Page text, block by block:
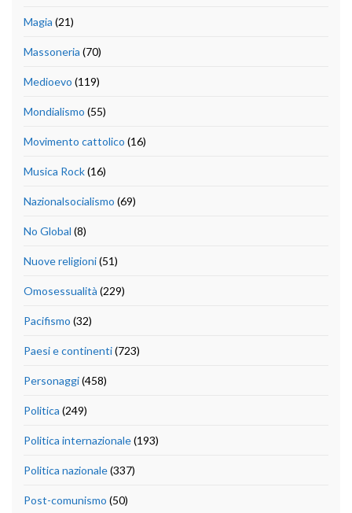
Magia (21)
Massoneria (70)
Medioevo (119)
Mondialismo (55)
Movimento cattolico (16)
Musica Rock(16)
Nazionalsocialismo (69)
No Global (8)
Nuove religioni(51)
Omosessualità (229)
Pacifismo (32)
Paesi e continenti(723)
Personaggi(458)
Politica (249)
Politica internazionale(193)
Politica nazionale(337)
Post-comunismo (50)